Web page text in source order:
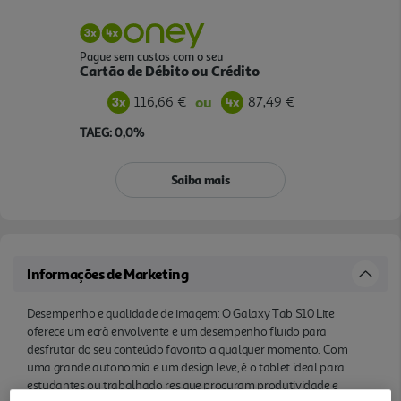
Pague sem custos com o seu
Cartão de Débito ou Crédito
116,66 € ou 87,49 €
TAEG: 0,0%
Saiba mais
Informações de Marketing
Desempenho e qualidade de imagem: O Galaxy Tab S10 Lite
oferece um ecrã envolvente e um desempenho fluido para
desfrutar do seu conteúdo favorito a qualquer momento. Com
uma grande autonomia e um design leve, é o tablet ideal para
estudantes ou trabalhado res que procuram produtividade e